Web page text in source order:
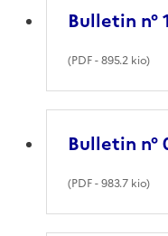
Bulletin n°
(PDF- 895.2 kio)
Bulletin n°
(PDF- 983.7 kio)